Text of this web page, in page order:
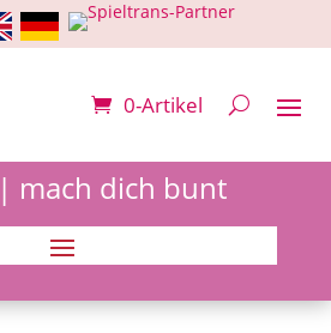
0-Artikel
mach dich bunt